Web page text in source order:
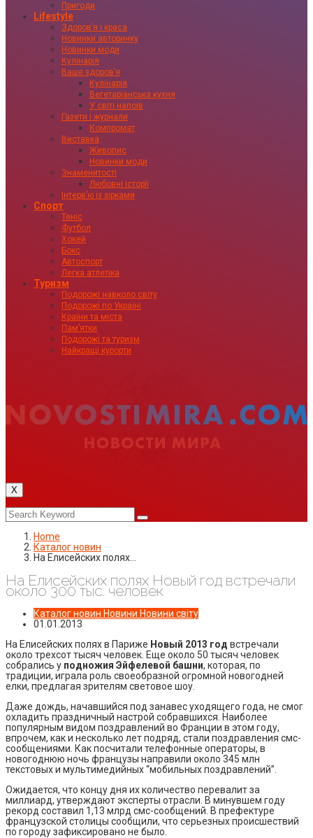
Пригоди
Lifestyle
Здоровʼя і краса
Новинки авторинку
Новинки моди
Кулінарія
Ваше здоровʼя
Кулінарія
Вегетаріанська кухня
У світі напоїв
Газети і журнали
Компромат
Виставка
Живопис
Новинки моди
Знаменитості
Любовні історії
Інтервʼю із зірками
Спорт
Теніс
Футбол
Хокей
Бокс
Автоспорт
Легка атлетіка
Туризм
Подорожі навколо світу
Подорожі по Україні
Країни та міста
Пам’ятки
Подорожі та туризм
Найкращі курорти
X
Home
Каталог новин
На Елисейских полях…
На Елисейских полях Новый год встречали
около 300 тыс. человек
Каталог новин Новини Новини світу
01.01.2013
На Елисейских полях в Париже Новый 2013 год встречали
около трехсот тысяч человек. Еще около 50 тысяч человек
собрались у подножия Эйфелевой башни, которая, по
традиции, играла роль своеобразной огромной новогодней
елки, предлагая зрителям световое шоу.
Даже дождь, начавшийся под занавес уходящего года, не смог
охладить праздничный настрой собравшихся. Наиболее
популярным видом поздравлений во Франции в этом году,
впрочем, как и несколько лет подряд, стали поздравления смс-
сообщениями. Как посчитали телефонные операторы, в
новогоднюю ночь французы направили около 345 млн
текстовых и мультимедийных “мобильных поздравлений”.
Ожидается, что концу дня их количество перевалит за
миллиард, утверждают эксперты отрасли. В минувшем году
рекорд составил 1,13 млрд смс-сообщений. В префектуре
французской столицы сообщили, что серьезных происшествий
по городу зафиксировано не было.